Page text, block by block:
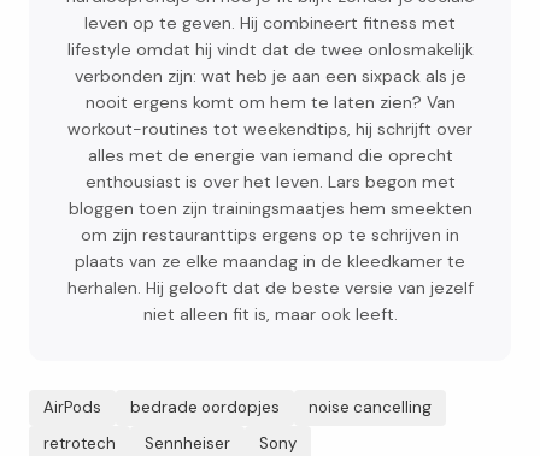
leven op te geven. Hij combineert fitness met
lifestyle omdat hij vindt dat de twee onlosmakelijk
verbonden zijn: wat heb je aan een sixpack als je
nooit ergens komt om hem te laten zien? Van
workout-routines tot weekendtips, hij schrijft over
alles met de energie van iemand die oprecht
enthousiast is over het leven. Lars begon met
bloggen toen zijn trainingsmaatjes hem smeekten
om zijn restauranttips ergens op te schrijven in
plaats van ze elke maandag in de kleedkamer te
herhalen. Hij gelooft dat de beste versie van jezelf
niet alleen fit is, maar ook leeft.
AirPods bedrade oordopjes
noise cancelling
retrotech
Sennheiser Sony